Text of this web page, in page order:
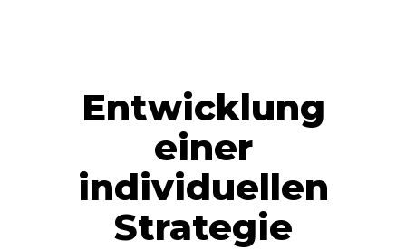
Entwicklung
einer
individuellen
Strategie